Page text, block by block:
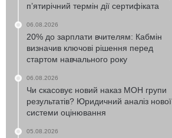
п’ятирічний термін дії сертифіката
06.08.2026
20% до зарплати вчителям: Кабмін
визначив ключові рішення перед
стартом навчального року
06.08.2026
Чи скасовує новий наказ МОН групи
результатів? Юридичний аналіз нової
системи оцінювання
05.08.2026